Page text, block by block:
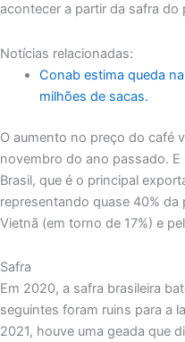
acontecer a partir da safra
Notícias relacionadas:
Conab estima queda
milhões de sacas.
O aumento no preço do café
novembro do ano passado.
Brasil, que é o principal
representando quase 40%
Vietnã (em torno de 17%) e
Safra
Em 2020, a safra brasileira
seguintes foram ruins para a
2021, houve uma geada que